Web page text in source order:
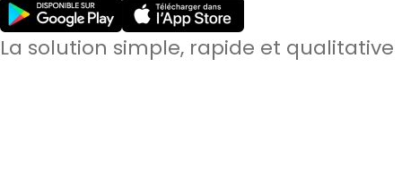
La solution simple, rapide et qualitative